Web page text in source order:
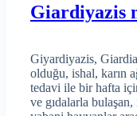
Giardiyazis
Giyardiyazis,
olduğu, ishal, karın
tedavi ile bir hafta
ve gıdalarla